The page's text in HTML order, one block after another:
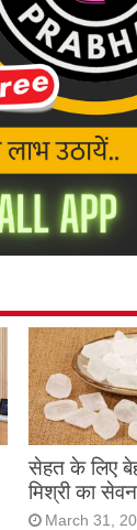
सेहत के लिए
मिश्री का सेवन
March 31,